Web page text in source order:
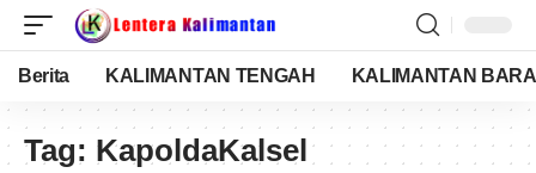
Berita KALIMANTAN TENGAH KALIMANTAN
Tag: KapoldaKalsel